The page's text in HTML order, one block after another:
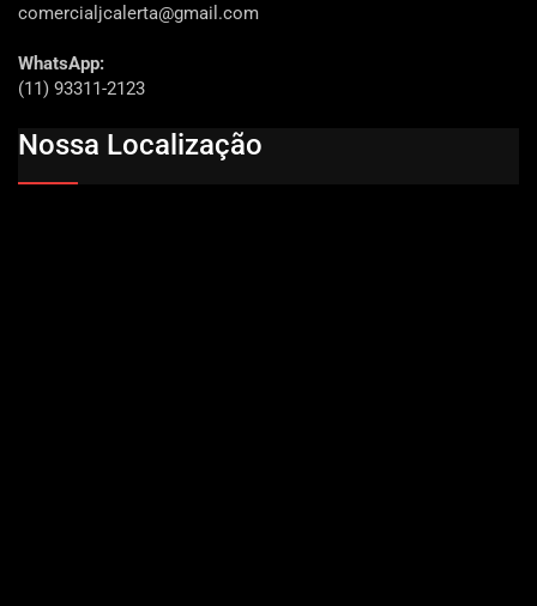
comercialjcalerta@gmail.com
WhatsApp:
(11) 93311-2123
Nossa Localização